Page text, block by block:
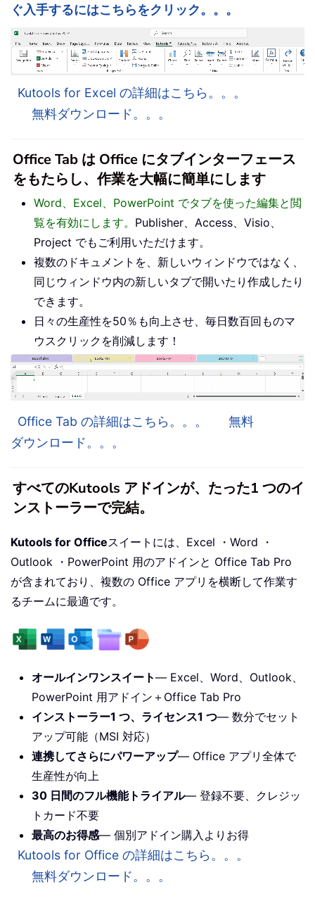
ぐ入手するにはこちらをクリック。。。
Kutools for Excel の詳細はこちら。。。
無料ダウンロード。。。
Office Tab は Office にタブインターフェース
をもたらし、作業を大幅に簡単にします
Word、Excel、PowerPoint でタブを使った編集と閲
覧を有効にします。 Publisher、Access、Visio、
Project でもご利用いただけます。
複数のドキュメントを、新しいウィンドウではなく、
同じウィンドウ内の新しいタブで開いたり作成したり
できます。
日々の生産性を50％も向上させ、毎日数百回ものマ
ウスクリックを削減します！
Office Tab の詳細はこちら。。。
無料
ダウンロード。。。
すべてのKutools アドインが、たった1 つのイ
ンストーラーで完結。
Kutools for Officeスイートには、Excel ・Word ・
Outlook ・PowerPoint 用のアドインと Office Tab Pro
が含まれており、複数の Office アプリを横断して作業す
るチームに最適です。
オールインワンスイート— Excel、Word、Outlook、
PowerPoint 用アドイン＋Office Tab Pro
インストーラー1 つ、ライセンス1 つ— 数分でセット
アップ可能（MSI 対応）
連携してさらにパワーアップ— Office アプリ全体で
生産性が向上
30 日間のフル機能トライアル— 登録不要、クレジッ
トカード不要
最高のお得感— 個別アドイン購入よりお得
Kutools for Office の詳細はこちら。。。
無料ダウンロード。。。